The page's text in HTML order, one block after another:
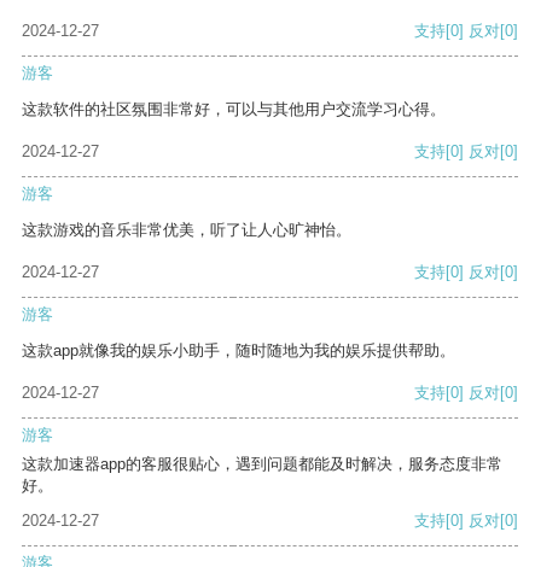
2024-12-27 支持[0] 反对[0]
游客
这款软件的社区氛围非常好，可以与其他用户交流学习心得。
2024-12-27 支持[0] 反对[0]
游客
这款游戏的音乐非常优美，听了让人心旷神怡。
2024-12-27 支持[0] 反对[0]
游客
这款app就像我的娱乐小助手，随时随地为我的娱乐提供帮助。
2024-12-27 支持[0] 反对[0]
游客
这款加速器app的客服很贴心，遇到问题都能及时解决，服务态度非常
好。
2024-12-27
支持[0] 反对[0]
游客